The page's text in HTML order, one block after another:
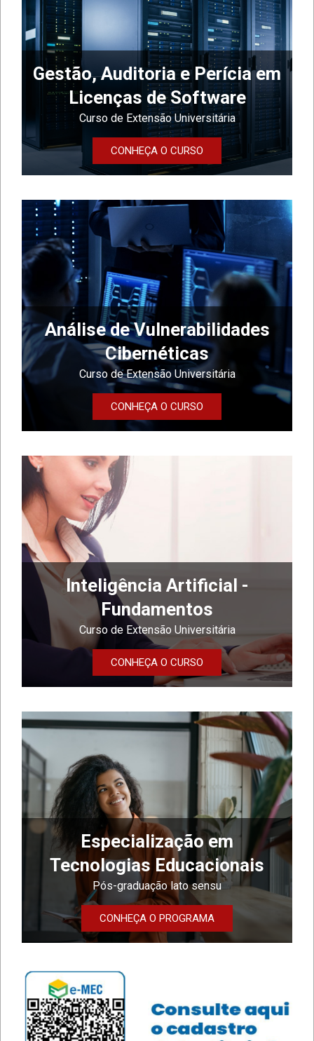
Gestão, Auditoria e Perícia em
Licenças de Software
Curso de Extensão Universitária
CONHEÇA O CURSO
Análise de Vulnerabilidades
Cibernéticas
Curso de Extensão Universitária
CONHEÇA O CURSO
Inteligência Artificial -
Fundamentos
Curso de Extensão Universitária
CONHEÇA O CURSO
Especialização em
Tecnologias Educacionais
Pós-graduação lato sensu
CONHEÇA O PROGRAMA